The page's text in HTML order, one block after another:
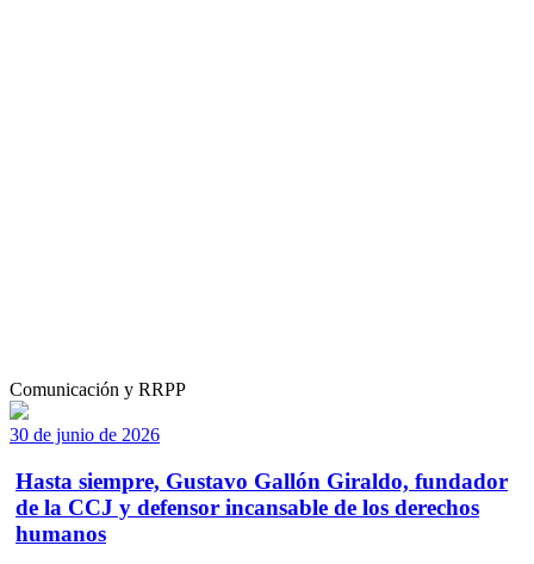
Comunicación y RRPP
30 de junio de 2026
Hasta siempre, Gustavo Gallón Giraldo, fundador
de la CCJ y defensor incansable de los derechos
humanos